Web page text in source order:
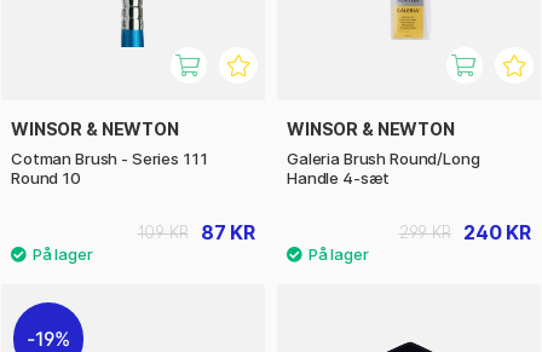
WINSOR & NEWTON
Cotman Brush - Series 111
Round 10
87 KR
109 KR
WINSOR & NEWTON
Galeria Brush Round/Long
Handle 4-sæt
240 KR
299 KR
19%